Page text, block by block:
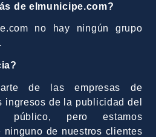
de elmunicipe.com?
no hay ningún grupo
de las empresas de
ingresos de la publicidad del
pero estamos
ninguno de nuestros clientes